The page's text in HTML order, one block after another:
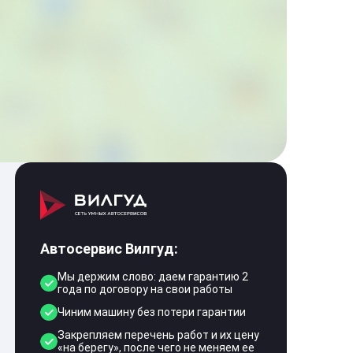
Автосервис Вилгуд:
Мы держим слово: даем гарантию 2
года по договору на свои работы
Чиним машину без потери гарантии
Закрепляем перечень работ и их цену
«на берегу», после чего не меняем ее